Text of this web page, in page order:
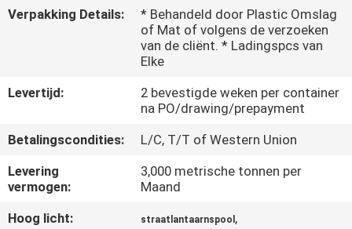
KWALITEITSCONTROLE
CONTACTEER
ONS
NIEUWS
VERZOEK
OM EEN
Verpakking Details:
* Behandeld door Plastic Omslag
of Mat of volgens de verzoeken
van de cliënt. * Ladingspcs van
Elke
Levertijd:
2 bevestigde weken per container
na PO/drawing/prepayment
Betalingscondities:
L/C, T/T of Western Union
Levering
vermogen:
3,000 metrische tonnen per
Maand
Hoog licht:
straatlantaarnspool ,